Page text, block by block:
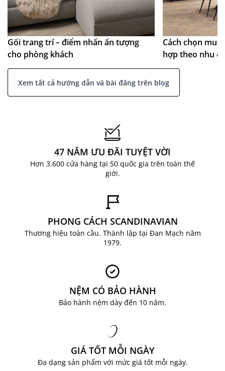
Gối trang trí – điểm nhấn ấn tượng
cho phòng khách
Cách chọn
hợp theo nhu
Xem tất cả hướng dẫn và bài đăng trên blog
47 NĂM ƯU ĐÃI TUYỆT VỜI
Hơn 3.600 cửa hàng tại 50 quốc gia trên toàn thế
giới.
PHONG CÁCH SCANDINAVIAN
Thương hiệu toàn cầu. Thành lập tại Đan Mạch năm
1979.
NỆM CÓ BẢO HÀNH
Bảo hành nệm dày đến 10 năm.
GIÁ TỐT MỖI NGÀY
Đa dạng sản phẩm với mức giá tốt mỗi ngày.